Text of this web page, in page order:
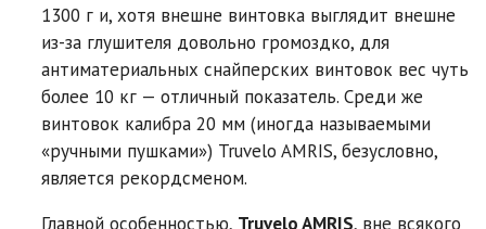
1300 г и, хотя внешне винтовка выглядит внешне
из-за глушителя довольно громоздко, для
антиматериальных снайперских винтовок вес чуть
более 10 кг — отличный показатель. Среди же
винтовок калибра 20 мм (иногда называемыми
«ручными пушками») Truvelo AMRIS, безусловно,
является рекордсменом.
Главной особенностью, Truvelo AMRIS, вне всякого